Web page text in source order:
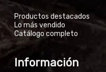
Productos destacados
Lo más vendido
Catálogo completo
Información